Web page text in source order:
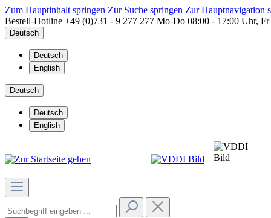
Zum Hauptinhalt springen Zur Suche springen Zur Hauptnavigation
Bestell-Hotline +49 (0)731 - 9 277 277 Mo-Do 08:00 - 17:00 Uhr,
Deutsch
Deutsch
English
Deutsch
Deutsch
English